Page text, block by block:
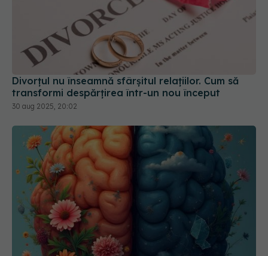
Divorțul nu înseamnă sfârșitul relațiilor. Cum să
transformi despărțirea într-un nou început
30 aug 2025, 20:02